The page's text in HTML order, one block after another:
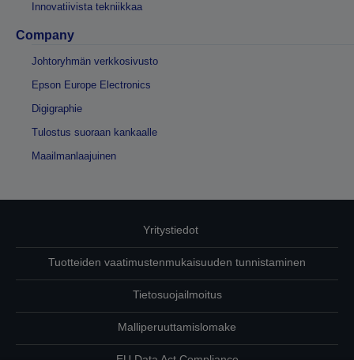
Innovatiivista tekniikkaa
Company
Johtoryhmän verkkosivusto
Epson Europe Electronics
Digigraphie
Tulostus suoraan kankaalle
Maailmanlaajuinen
Yritystiedot
Tuotteiden vaatimustenmukaisuuden tunnistaminen
Tietosuojailmoitus
Malliperuuttamislomake